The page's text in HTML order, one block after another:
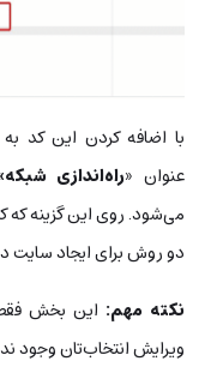
عنوان «راه‌اندازی شبکه»
می‌شود. روی این گزینه که
دو روش برای ایجاد سایت
نکته مهم:این بخش فقط
ویرایش انتخاب‌تان وجود